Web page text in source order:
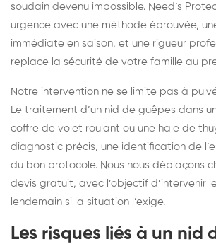
soudain devenu impossible. Need’s
urgence avec une méthode éprouvée,
immédiate en saison, et une rigueur
replace la sécurité de votre famille au
Notre intervention ne se limite pas à
Le traitement d’un nid de guêpes dans
coffre de volet roulant ou une haie de
diagnostic précis, une identification de
du bon protocole. Nous nous déplaçons
devis gratuit, avec l’objectif d’intervenir
lendemain si la situation l’exige.
Les risques liés à un nid